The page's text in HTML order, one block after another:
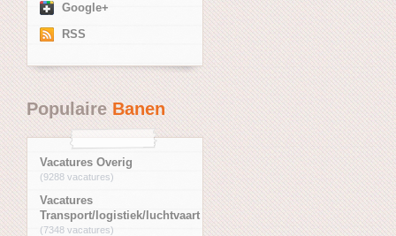
Google+
RSS
PopulaireBanen
Vacatures Overig
(9288 vacatures)
Vacatures
Transport/logistiek/luchtvaart
(7348 vacatures)